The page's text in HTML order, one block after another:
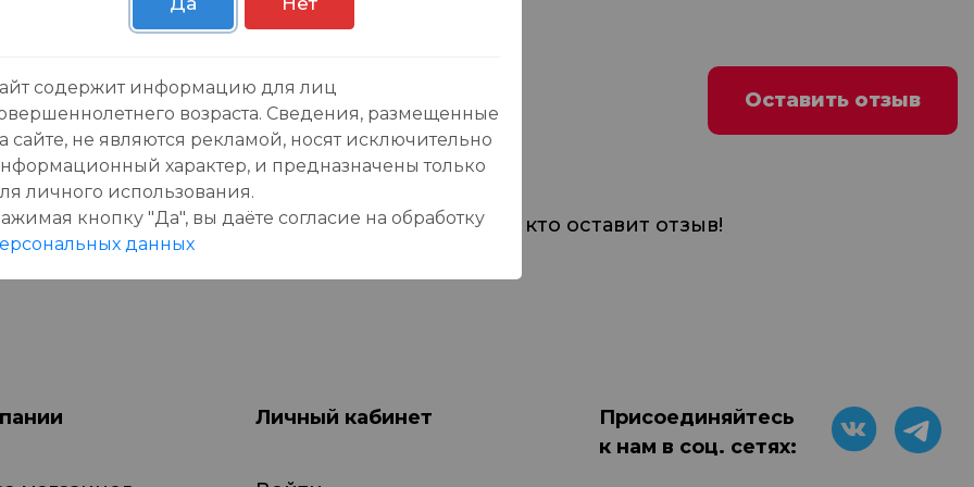
Оставить отзыв
товара еще нет отзывов, будьте первым, кто оставит отзыв!
Личный кабинет
Присоединяйтесь
к нам в соц. сетях:
содержит информацию для лиц
возраста. Сведения, размещенные
сайте, не являются рекламой, носят исключительно
характер, и предназначены только
личного использования.
кнопку "Да", вы даёте cогласие на обработку
данных